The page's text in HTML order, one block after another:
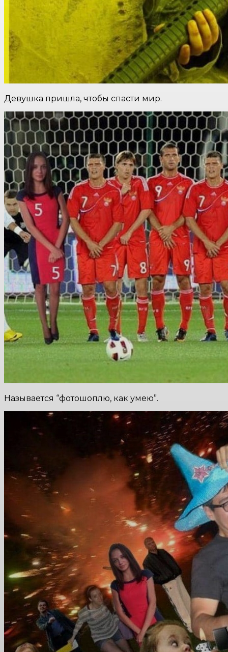
Девушка пришла, чтобы спасти мир.
Называется “фотошоплю, как умею”.